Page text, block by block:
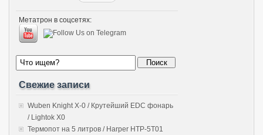
Метатрон в соцсетях:
Свежие записи
Wuben Knight X-0 / Крутейший EDC фонарь
/ Lightok X0
Термопот на 5 литров / Harper HTP-5T01